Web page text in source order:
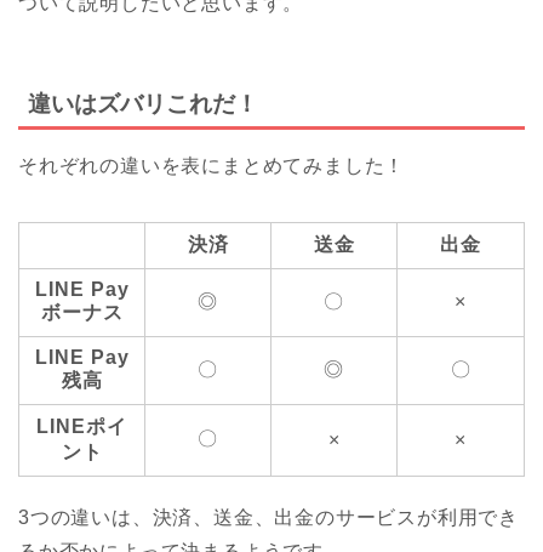
違いはズバリこれだ！
それぞれの違いを表にまとめてみました！
決済 送金 出金
LINE Pay
ボーナス
◎ 〇 ×
LINE Pay
残高
〇 ◎ 〇
LINEポイ
ント
〇 × ×
3つの違いは、決済、送金、出金のサービスが利用でき